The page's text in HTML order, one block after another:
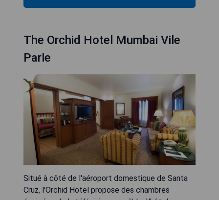
The Orchid Hotel Mumbai Vile
Parle
Situé à côté de l'aéroport domestique de Santa
Cruz, l'Orchid Hotel propose des chambres